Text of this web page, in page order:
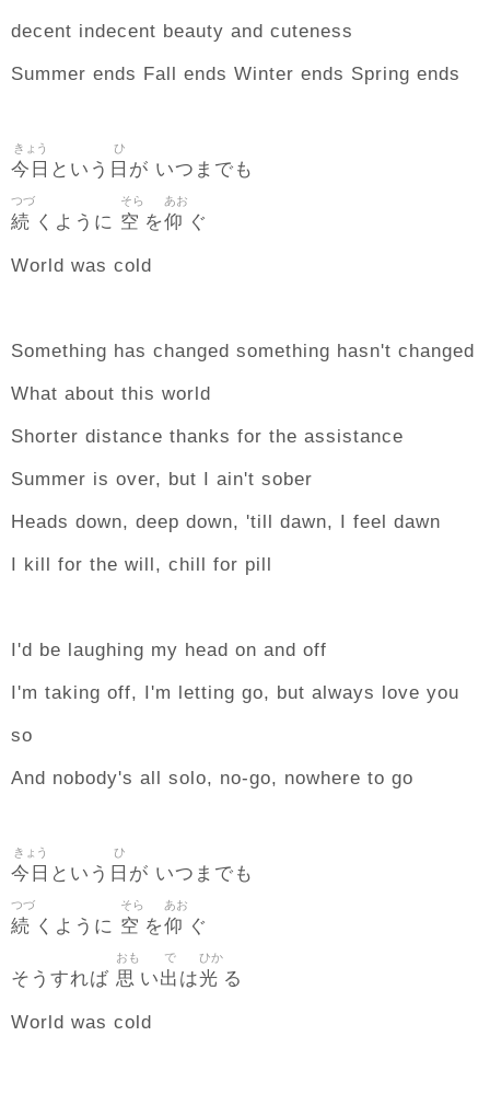
decent indecent beauty and cuteness
Summer ends Fall ends Winter ends Spring ends
今日
きょう
という 日
ひ
が いつまでも
続
つづ
くように 空
そら
を仰
あお
ぐ
World was cold
Something has changed something hasn't changed
What about this world
Shorter distance thanks for the assistance
Summer is over, but I ain't sober
Heads down, deep down, 'till dawn, I feel dawn
I kill for the will, chill for pill
I'd be laughing my head on and off
I'm taking off, I'm letting go, but always love you
so
And nobody's all solo, no-go, nowhere to go
今日
きょう
という 日
ひ
が いつまでも
続
つづ
くように 空
そら
を仰
あお
ぐ
そうすれば 思
おも
い出
で
は光
ひか
る
World was cold